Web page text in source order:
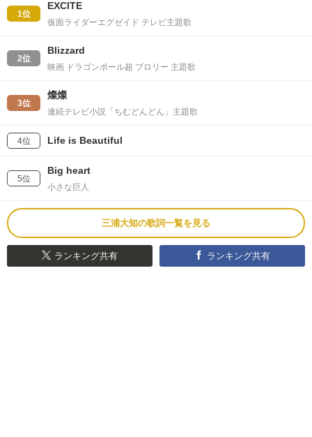
1位
EXCITE
仮面ライダーエグゼイド テレビ主題歌
2位
Blizzard
映画 ドラゴンボール超 ブロリー 主題歌
3位
燦燦
連続テレビ小説「ちむどんどん」主題歌
4位 Life is Beautiful
5位
Big heart
小さな巨人
三浦大知の歌詞一覧を見る
ランキング共有 ランキング共有